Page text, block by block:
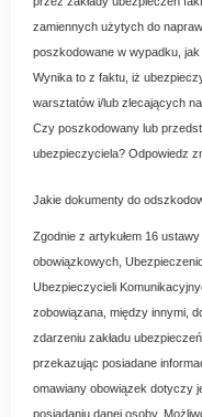
zamiennych użytych do
poszkodowane w wypadku,
Wynika to z faktu, iż
warsztatów i/lub zlecających
Czy poszkodowany lub
ubezpieczyciela? Odpowiedz
Jakie dokumenty do
Zgodnie z artykułem 16
obowiązkowych,
Ubezpieczycieli
zobowiązana, między innymi,
zdarzeniu zakładu
przekazując posiadane
omawiany obowiązek dotyczy
posiadaniu danej osoby.